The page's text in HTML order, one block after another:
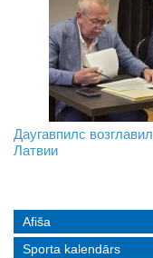
На границе с
Даугавпилс
Латвии
Инвалидность — не
реальные истории
Afiša
Sporta kalendārs